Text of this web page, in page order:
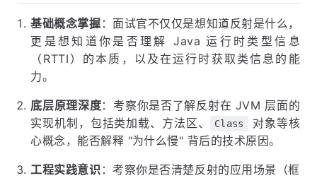
基础概念掌握 ：面试官不仅仅是想知道反射是什么，
更是想知道你是否理解 Java 运行时类型信息
（RTTI）的本质，以及在运行时获取类信息的能
力。
底层原理深度：考察你是否了解反射在 JVM 层面的
实现机制，包括类加载、方法区、
Class
对象等核
心概念，能否解释 "为什么慢" 背后的技术原因。
工程实践意识 ：考察你是否清楚反射的应用场景（框